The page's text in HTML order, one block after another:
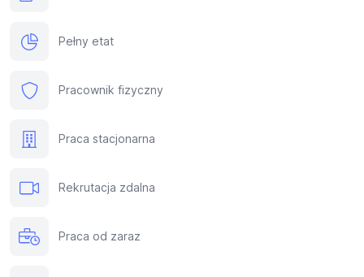
Pełny etat
Pracownik fizyczny
Praca stacjonarna
Rekrutacja zdalna
Praca od zaraz